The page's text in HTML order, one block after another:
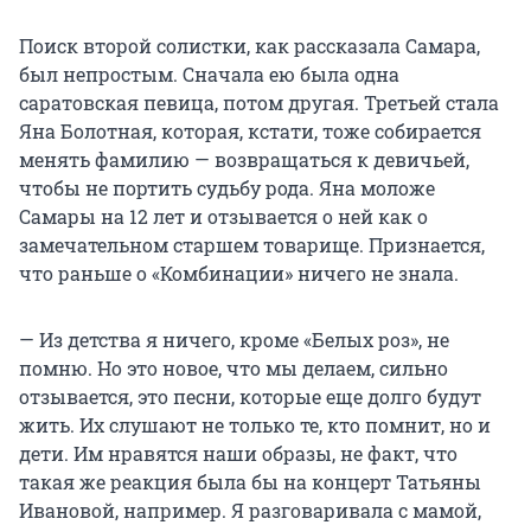
Поиск второй солистки, как рассказала Самара,
был непростым. Сначала ею была одна
саратовская певица, потом другая. Третьей стала
Яна Болотная, которая, кстати, тоже собирается
менять фамилию — возвращаться к девичьей,
чтобы не портить судьбу рода. Яна моложе
Самары на 12 лет и отзывается о ней как о
замечательном старшем товарище. Признается,
что раньше о «Комбинации» ничего не знала.
— Из детства я ничего, кроме «Белых роз», не
помню. Но это новое, что мы делаем, сильно
отзывается, это песни, которые еще долго будут
жить. Их слушают не только те, кто помнит, но и
дети. Им нравятся наши образы, не факт, что
такая же реакция была бы на концерт Татьяны
Ивановой, например. Я разговаривала с мамой,